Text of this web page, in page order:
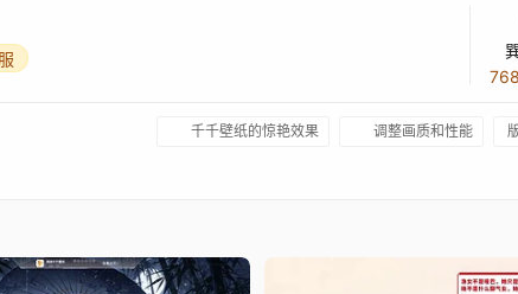
千千壁纸的惊艳效果 调整画质和性能